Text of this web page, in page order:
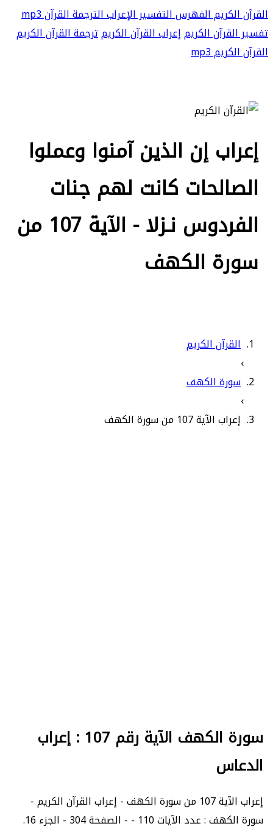
القرآن الكريمالفهرسالتفسيرالإعرابالترجمةالقرآن mp3
تفسير القرآن الكريمإعراب القرآن الكريمترجمة القرآن الكريم
القرآن الكريم mp3
إعراب إن الذين آمنوا وعملوا
الصالحات كانت لهم جنات
الفردوس نـزلا - الآية 107 من
سورة الكهف
القرآن الكريم
›
سورة الكهف
›
إعراب الآية 107 من سورة الكهف
سورة الكهف الآية رقم 107 : إعراب
الدعاس
إعراب الآية 107 من سورة الكهف - إعراب القرآن الكريم -
سورة الكهف : عدد الآيات 110 - - الصفحة 304 - الجزء 16.